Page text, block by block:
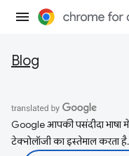
Blog
Google आपकी पसंदीदा
टेक्नोलॉजी का इस्तेमाल करता